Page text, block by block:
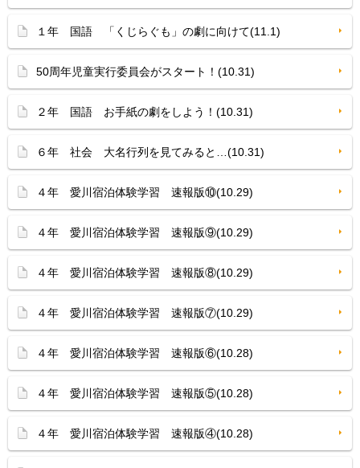
１年 国語 「くじらぐも」の劇に向けて(11.1)
50周年児童実行委員会がスタート！(10.31)
２年 国語 お手紙の劇をしよう！(10.31)
６年 社会 大名行列を見てみると…(10.31)
４年 愛川宿泊体験学習 速報版⑩(10.29)
４年 愛川宿泊体験学習 速報版⑨(10.29)
４年 愛川宿泊体験学習 速報版⑧(10.29)
４年 愛川宿泊体験学習 速報版⑦(10.29)
４年 愛川宿泊体験学習 速報版⑥(10.28)
４年 愛川宿泊体験学習 速報版⑤(10.28)
４年 愛川宿泊体験学習 速報版④(10.28)